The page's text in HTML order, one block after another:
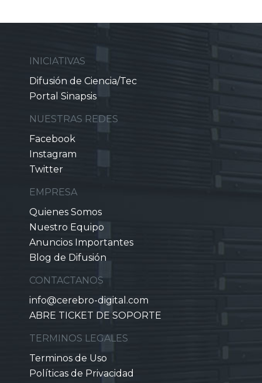
INICIATIVAS
Difusión de Ciencia/Tec
Portal Sinapsis
NUESTRAS REDES
Facebook
Instagram
Twitter
EMPRESA
Quienes Somos
Nuestro Equipo
Anuncios Importantes
Blog de Difusión
CONTACTANOS
info@cerebro-digital.com
ABRE TICKET DE SOPORTE
TERMINOS LEGALES
Terminos de Uso
Políticas de Privacidad